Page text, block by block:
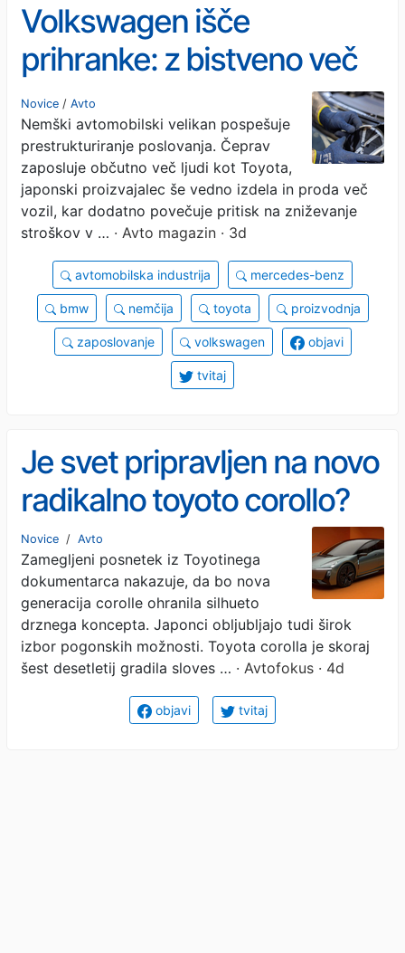
Volkswagen išče
prihranke: z bistveno več
zaposlenimi izdela manj
avtomobilov kot
konkurenca. Številke
govorijo same zase
Novice / Avto
Nemški avtomobilski velikan pospešuje
prestrukturiranje poslovanja. Čeprav
zaposluje občutno več ljudi kot Toyota,
japonski proizvajalec še vedno izdela in proda več
vozil, kar dodatno povečuje pritisk na zniževanje
stroškov v … · Avto magazin · 3d
avtomobilska industrija mercedes-benz
bmw nemčija toyota proizvodnja
zaposlovanje volkswagen objavi
tvitaj
Je svet pripravljen na novo
radikalno toyoto corollo?
Novice / Avto
Zamegljeni posnetek iz Toyotinega
dokumentarca nakazuje, da bo nova
generacija corolle ohranila silhueto
drznega koncepta. Japonci obljubljajo tudi širok
izbor pogonskih možnosti. Toyota corolla je skoraj
šest desetletij gradila sloves … · Avtofokus · 4d
objavi tvitaj